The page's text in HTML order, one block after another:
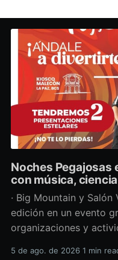
Noches Pegajosas
con música,
· Big Mountain y
edición en un evento
organizaciones y
5 de ago. de 2026 1 min